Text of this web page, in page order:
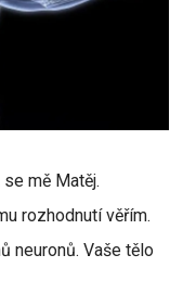
mě Matěj.
rozhodnutí věřím.
neuronů. Vaše tělo